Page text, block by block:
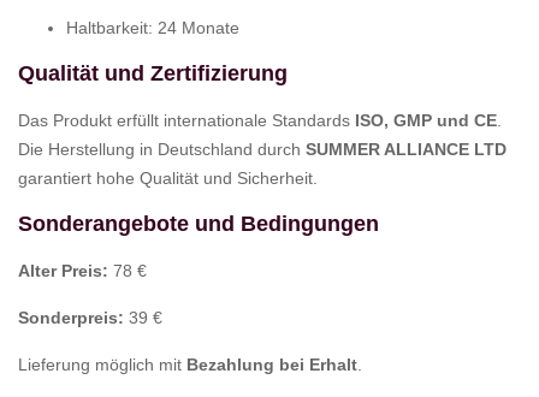
Haltbarkeit: 24 Monate
Qualität und Zertifizierung
Das Produkt erfüllt internationale Standards ISO, GMP und CE.
Die Herstellung in Deutschland durch SUMMER ALLIANCE LTD
garantiert hohe Qualität und Sicherheit.
Sonderangebote und Bedingungen
Alter Preis: 78 €
Sonderpreis: 39 €
Lieferung möglich mit Bezahlung bei Erhalt.